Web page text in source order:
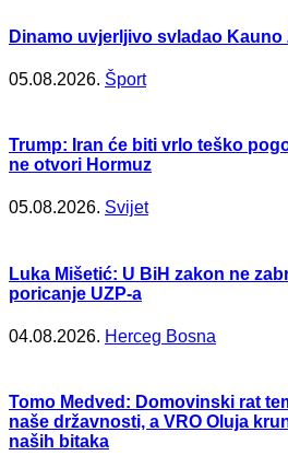
Dinamo uvjerljivo svladao Kauno
05.08.2026. Šport
Trump: Iran će biti vrlo teško
ne otvori Hormuz
05.08.2026. Svijet
Luka Mišetić: U BiH zakon ne
poricanje UZP-a
04.08.2026. Herceg Bosna
Tomo Medved: Domovinski rat
naše državnosti, a VRO Oluja
naših bitaka